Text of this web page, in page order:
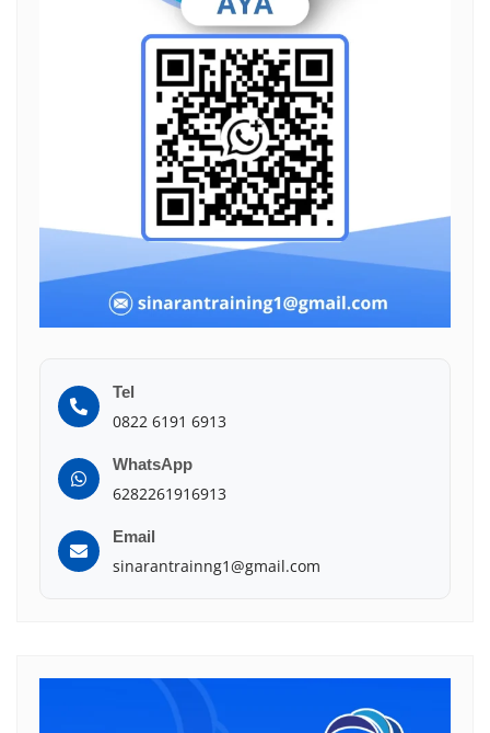
Tel
0822 6191 6913
WhatsApp
6282261916913
Email
sinarantrainng1@gmail.com